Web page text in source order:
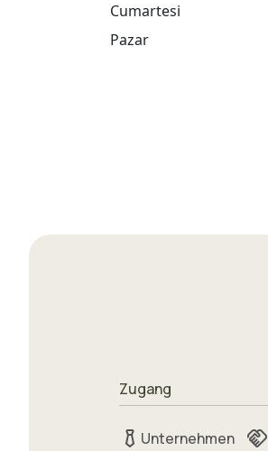
Cumartesi
Pazar
Zugang
Unternehmen